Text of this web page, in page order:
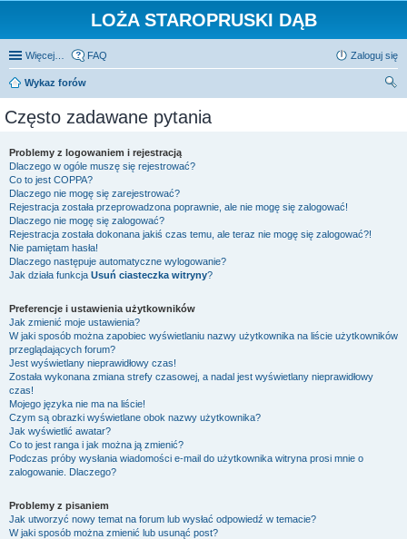
LOŻA STAROPRUSKI DĄB
Więcej… FAQ Zaloguj się
Wykaz forów
Często zadawane pytania
Problemy z logowaniem i rejestracją
Dlaczego w ogóle muszę się rejestrować?
Co to jest COPPA?
Dlaczego nie mogę się zarejestrować?
Rejestracja została przeprowadzona poprawnie, ale nie mogę się zalogować!
Dlaczego nie mogę się zalogować?
Rejestracja została dokonana jakiś czas temu, ale teraz nie mogę się zalogować?!
Nie pamiętam hasła!
Dlaczego następuje automatyczne wylogowanie?
Jak działa funkcja Usuń ciasteczka witryny?
Preferencje i ustawienia użytkowników
Jak zmienić moje ustawienia?
W jaki sposób można zapobiec wyświetlaniu nazwy użytkownika na liście użytkowników
przeglądających forum?
Jest wyświetlany nieprawidłowy czas!
Została wykonana zmiana strefy czasowej, a nadal jest wyświetlany nieprawidłowy
czas!
Mojego języka nie ma na liście!
Czym są obrazki wyświetlane obok nazwy użytkownika?
Jak wyświetlić awatar?
Co to jest ranga i jak można ją zmienić?
Podczas próby wysłania wiadomości e-mail do użytkownika witryna prosi mnie o
zalogowanie. Dlaczego?
Problemy z pisaniem
Jak utworzyć nowy temat na forum lub wysłać odpowiedź w temacie?
W jaki sposób można zmienić lub usunąć post?